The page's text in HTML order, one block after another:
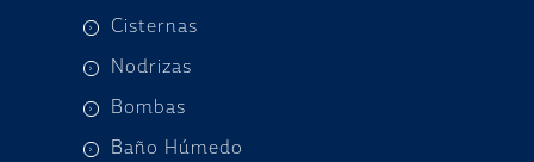
Cisternas
Nodrizas
Bombas
Baño Húmedo